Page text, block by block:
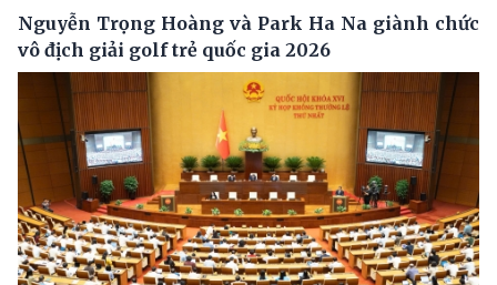
Nguyễn Trọng Hoàng và Park Ha Na giành chức
vô địch giải golf trẻ quốc gia 2026